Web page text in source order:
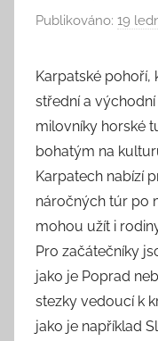
Publikováno: 19
Karpatské pohoří,
střední a
milovníky horské
bohatým na
Karpatech nabízí
náročných túr po
mohou užít i
Pro začátečníky
jako je Poprad
stezky vedoucí k
jako je například